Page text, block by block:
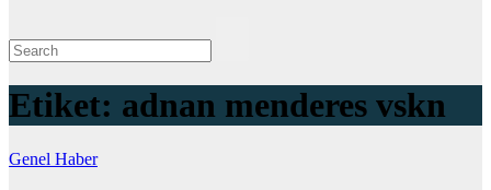
Etiket: adnan menderes vskn
Genel Haber